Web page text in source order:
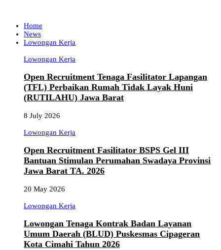
Home
News
Lowongan Kerja
Lowongan Kerja
Open Recruitment Tenaga Fasilitator Lapangan
(TFL) Perbaikan Rumah Tidak Layak Huni
(RUTILAHU) Jawa Barat
8 July 2026
Lowongan Kerja
Open Recruitment Fasilitator BSPS Gel III
Bantuan Stimulan Perumahan Swadaya Provinsi
Jawa Barat TA. 2026
20 May 2026
Lowongan Kerja
Lowongan Tenaga Kontrak Badan Layanan
Umum Daerah (BLUD) Puskesmas Cipageran
Kota Cimahi Tahun 2026